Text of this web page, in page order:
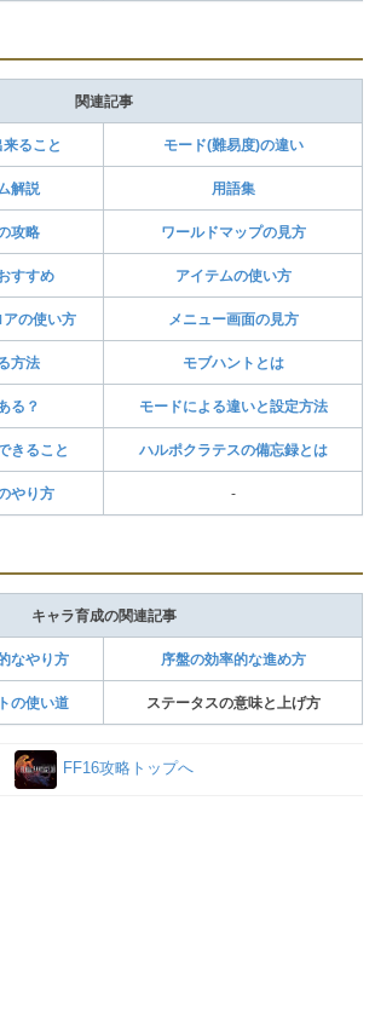
関連記事
ること モード(難易度)の違い
解説 用語集
攻略 ワールドマップの見方
すすめ アイテムの使い方
アの使い方 メニュー画面の見方
方法 モブハントとは
る？ モードによる違いと設定方法
きること ハルポクラテスの備忘録とは
やり方 -
キャラ育成の関連記事
なやり方 序盤の効率的な進め方
の使い道 ステータスの意味と上げ方
FF16攻略トップへ